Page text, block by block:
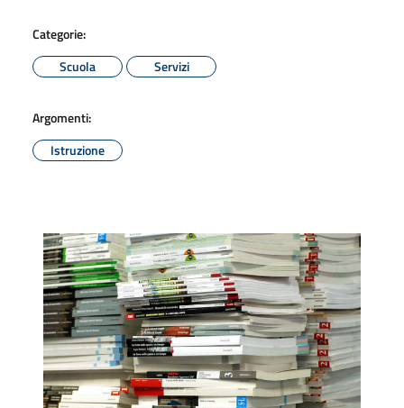
Categorie:
Scuola
Servizi
Argomenti:
Istruzione